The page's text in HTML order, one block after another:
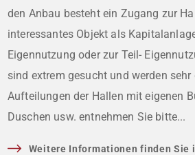
den Anbau besteht ein Zugang zur
interessantes Objekt als
Eigennutzung oder zur Teil-
sind extrem gesucht und werden
Aufteilungen der Hallen mit eigenen
Duschen usw. entnehmen Sie bitte...
Weitere Informationen finden Sie